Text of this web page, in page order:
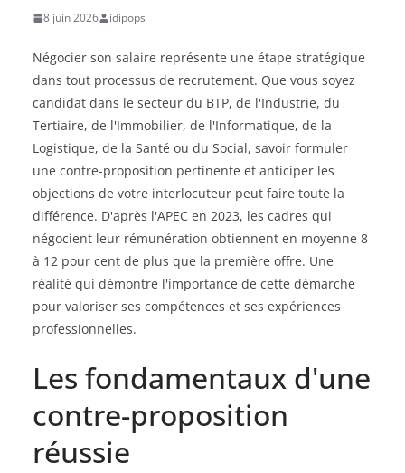
8 juin 2026 idipops
Négocier son salaire représente une étape stratégique
dans tout processus de recrutement. Que vous soyez
candidat dans le secteur du BTP, de l'Industrie, du
Tertiaire, de l'Immobilier, de l'Informatique, de la
Logistique, de la Santé ou du Social, savoir formuler
une contre-proposition pertinente et anticiper les
objections de votre interlocuteur peut faire toute la
différence. D'après l'APEC en 2023, les cadres qui
négocient leur rémunération obtiennent en moyenne 8
à 12 pour cent de plus que la première offre. Une
réalité qui démontre l'importance de cette démarche
pour valoriser ses compétences et ses expériences
professionnelles.
Les fondamentaux d'une
contre-proposition
réussie